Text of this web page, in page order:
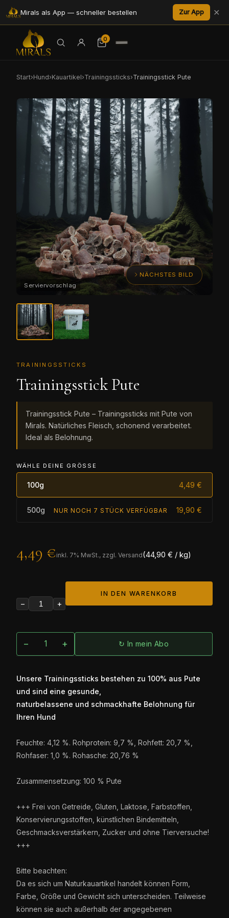
Mirals als App — schneller bestellen Zur App ✕
0
Start›Hund›Kauartikel›Trainingssticks›Trainingsstick Pute
NÄCHSTES BILD
TRAININGSSTICKS
Trainingsstick Pute
Trainingsstick Pute – Trainingssticks mit Pute von
Mirals. Natürliches Fleisch, schonend verarbeitet.
Ideal als Belohnung.
WÄHLE DEINE GRÖSSE
100g 4,49 €
500g NUR NOCH 7 STÜCK VERFÜGBAR 19,90 €
4,49 € inkl. 7% MwSt., zzgl. Versand(44,90 € / kg)
− +
IN DEN WARENKORB
− + ↻ In mein Abo
Unsere Trainingssticks bestehen zu 100% aus Pute
und sind eine gesunde,
naturbelassene und schmackhafte Belohnung für
Ihren Hund
Feuchte: 4,12 %. Rohprotein: 9,7 %, Rohfett: 20,7 %,
Rohfaser: 1,0 %. Rohasche: 20,76 %
Zusammensetzung: 100 % Pute
+++ Frei von Getreide, Gluten, Laktose, Farbstoffen,
Konservierungsstoffen, künstlichen Bindemitteln,
Geschmacksverstärkern, Zucker und ohne Tierversuche!
+++
Bitte beachten:
Da es sich um Naturkauartikel handelt können Form,
Farbe, Größe und Gewicht sich unterscheiden. Teilweise
können sie auch außerhalb der angegebenen